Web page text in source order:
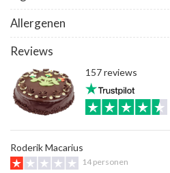
Allergenen
Reviews
157 reviews
Roderik Macarius
14 personen